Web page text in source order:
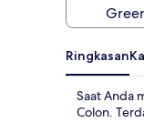
Ringkasan
Saat Anda
Colon.